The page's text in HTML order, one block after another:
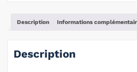
Description Informations
Description